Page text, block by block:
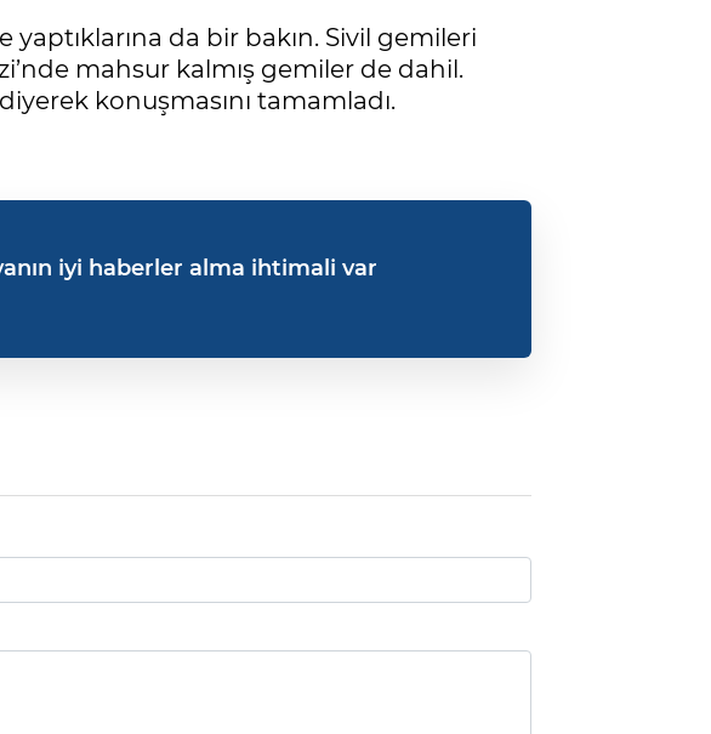
yaptıklarına da bir bakın. Sivil gemileri
mahsur kalmış gemiler de dahil.
konuşmasını tamamladı.
iyi haberler alma ihtimali var